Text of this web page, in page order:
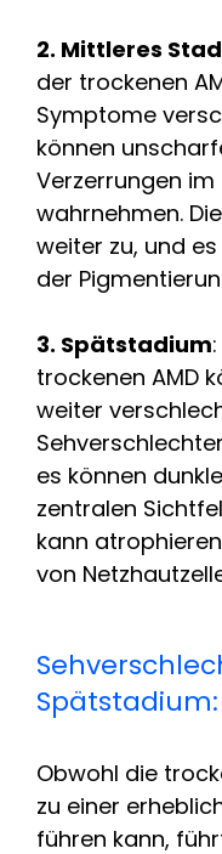
2. Mittleres
der trockenen
Symptome
können
Verzerrungen
wahrnehmen.
weiter zu, und
der
3. Spätstadium
trockenen AMD
weiter
es können
zentralen
kann
von
Obwohl die
zu einer
führen kann,